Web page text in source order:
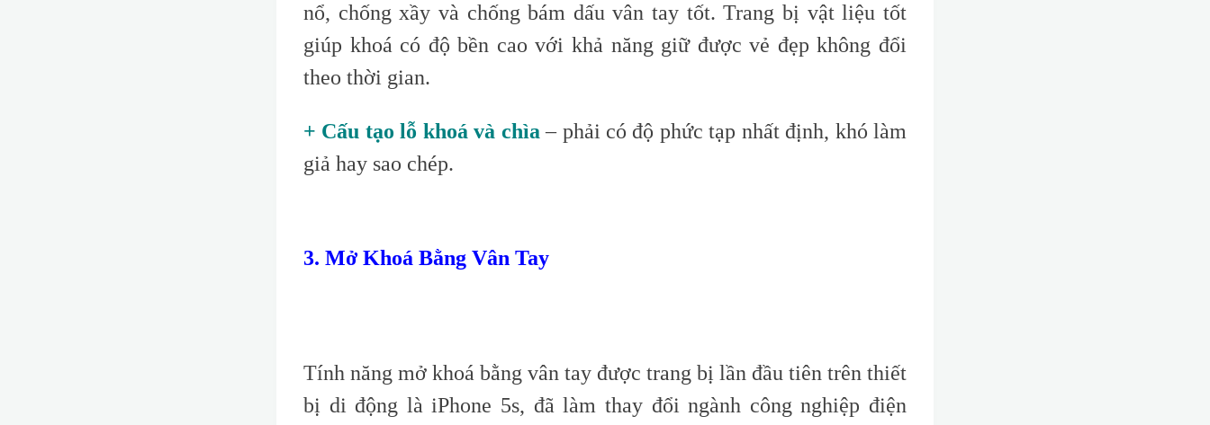
nổ, chống xầy và chống bám dấu vân tay tốt. Trang bị vật liệu tốt
giúp khoá có độ bền cao với khả năng giữ được vẻ đẹp không đổi
theo thời gian.
+ Cấu tạo lỗ khoá và chìa – phải có độ phức tạp nhất định, khó làm
giả hay sao chép.
3. Mở Khoá Bằng Vân Tay
Tính năng mở khoá bằng vân tay được trang bị lần đầu tiên trên thiết
bị di động là iPhone 5s, đã làm thay đổi ngành công nghiệp điện